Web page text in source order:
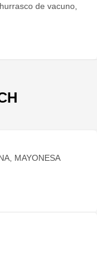
MAYONESA